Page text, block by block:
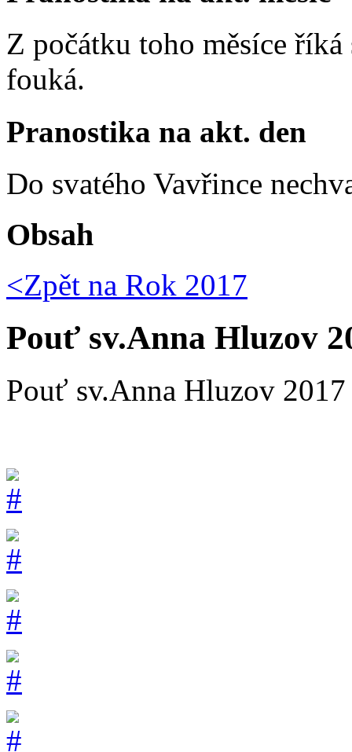
Z počátku toho měsíce
fouká.
Pranostika na akt. den
Do svatého Vavřince
Obsah
<Zpět na Rok 2017
Pouť sv.Anna Hluzov
Pouť sv.Anna Hluzov 2017